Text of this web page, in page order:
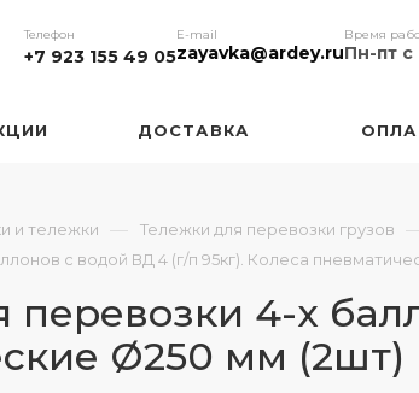
Телефон
+7 923 155 49 05
E-mail
zayavka@ardey.ru
Время
Пн-пт с
ДОСТАВКА
и тележки — Тележки для перевозки грузов
с водой ВД 4 (г/п 95кг). Колеса
перевозки 4-х
Ø250 мм (2шт)